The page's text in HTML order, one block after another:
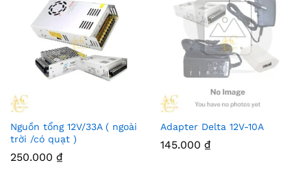
Nguồn tổng 12V/33A ( ngoài
trời /có quạt )
250.000 ₫
Adapter Delta 12V-10A
145.000 ₫